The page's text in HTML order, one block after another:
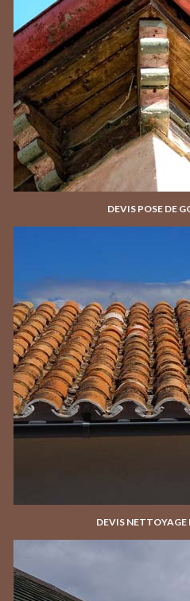
DEVIS POSE DE
DEVIS